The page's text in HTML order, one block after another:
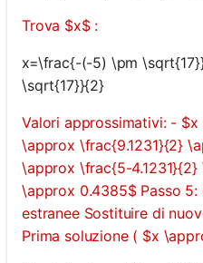
Trova $x$ :
x=\frac{-(-5) \pm
\sqrt{17}}{2}
Valori approssimativi: -
\approx \frac{9.1231}{2}
\approx \frac{5-
\approx 0.4385$ Passo
estranee Sostituire di
Prima soluzione ( $x